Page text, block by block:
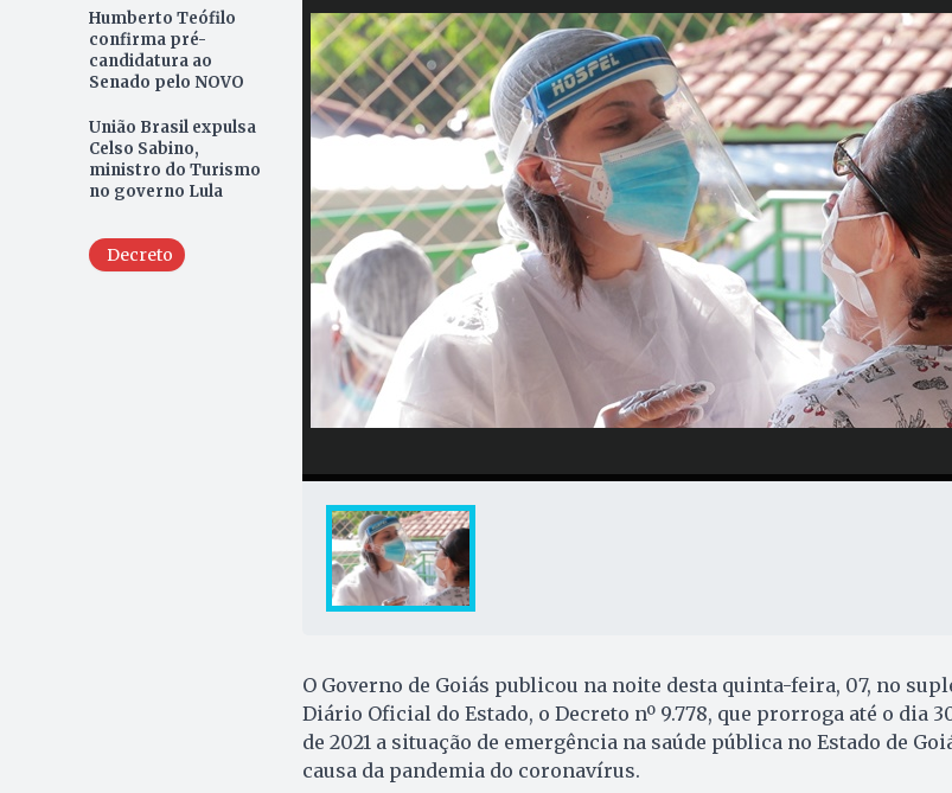
Humberto Teófilo
confirma pré-
candidatura ao
Senado pelo NOVO
União Brasil expulsa
Celso Sabino,
ministro do Turismo
no governo Lula
Decreto
O Governo de Goiás publicou na noite desta quinta-feira, 07, no
Diário Oficial do Estado, o Decreto nº 9.778, que prorroga até o dia
de 2021 a situação de emergência na saúde pública no Estado de
causa da pandemia do coronavírus.